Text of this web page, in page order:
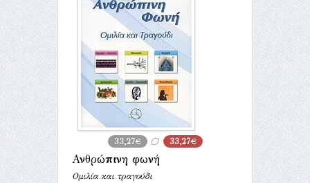
33,27€ 33,27€
Ανθρώπινη φωνή
Ομιλία και τραγούδι